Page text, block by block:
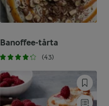
Banoffee-tårta
(43)